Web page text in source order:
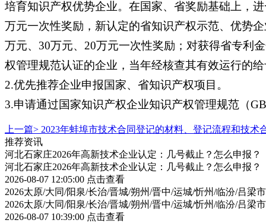
培育知识产权优势企业。在国家、省奖励基础上，
万元一次性奖励，新认定的省知识产权示范、优势
万元、30万元、20万元一次性奖励；对获得省专利
权管理规范认证的企业，当年经核查其有效运行的
2.优先推荐企业申报国家、省知识产权项目。
3.申请通过国家知识产权企业知识产权管理规范（
上一篇> 2023年蚌埠市技术合同登记的材料、登记流程和技术
推荐资讯
河北石家庄2026年高新技术企业认定：几号截止？怎么申报？
河北石家庄2026年高新技术企业认定：几号截止？怎么申报？
2026-08-07 12:05:00 点击查看
2026太原/大同/阳泉/长治/晋城/朔州/晋中/运城/忻州/临汾/吕梁
2026太原/大同/阳泉/长治/晋城/朔州/晋中/运城/忻州/临汾/吕梁
2026-08-07 10:39:00 点击查看